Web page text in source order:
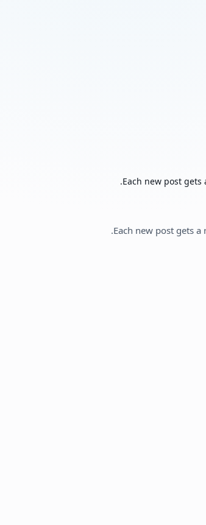
Each new post
Each new post gets